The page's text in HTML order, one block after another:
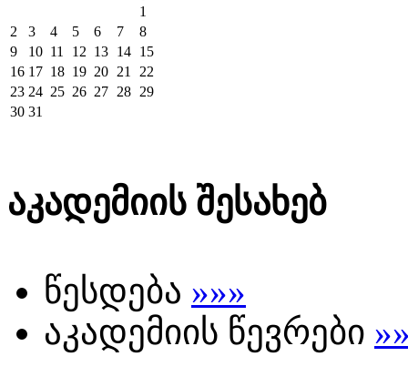
1
2
3 4 5 6 7
8
9
10 11 12 13 14 15
16 17 18 19 20 21
22
23 24 25 26 27 28 29
30 31
აკადემიის შესახებ
წესდება »»»
აკადემიის წევრები